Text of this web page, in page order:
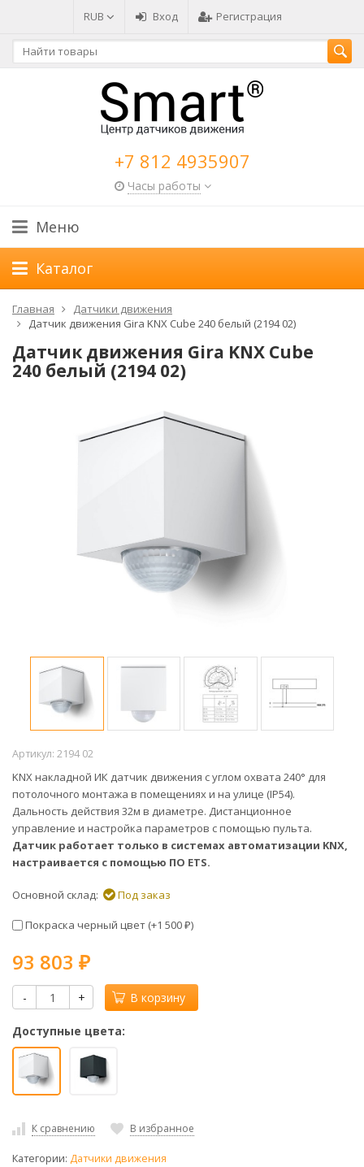
RUB Вход Регистрация
+7 812 4935907
Часы работы
Меню
Каталог
Главная
Датчики движения
Датчик движения Gira KNX Cube 240 белый (2194 02)
Датчик движения Gira KNX Cube
240 белый (2194 02)
Артикул: 2194 02
KNX накладной ИК датчик движения с углом охвата 240° для
потолочного монтажа в помещениях и на улице (IP54).
Дальность действия 32м в диаметре. Дистанционное
управление и настройка параметров с помощью пульта.
Датчик работает только в системах автоматизации KNX,
настраивается с помощью ПО ETS.
Основной склад: Под заказ
Покраска черный цвет (+1 500 ₽)
93 803 ₽
- + В корзину
Доступные цвета:
К сравнению В избранное
Категории: Датчики движения